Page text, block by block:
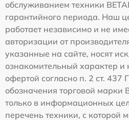
обслуживанием техники
гарантийного периода. Наш
работает независимо и не
авторизации от
указанные на сайте, носят
ознакомительный характер и
офертой согласно п. 2 ст.
обозначения торговой марки
только в информационных
перечень техники, с которой